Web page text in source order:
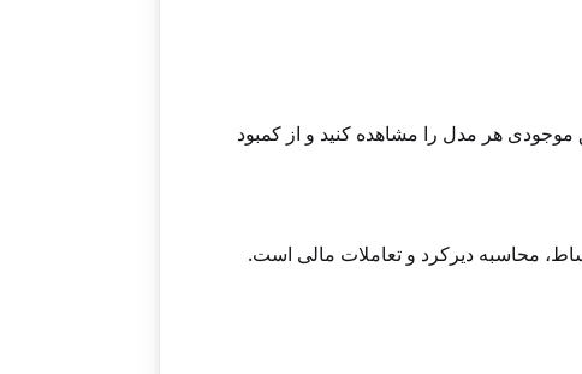
موجودی هر مدل را مشاهده کنید و از کمبود
محاسبه دیرکرد و تعاملات مالی است.